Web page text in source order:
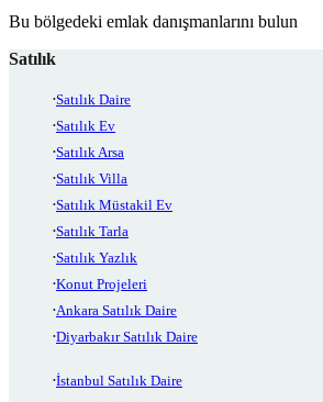
Bu bölgedeki emlak danışmanlarını bulun
Satılık
Satılık Daire
Satılık Ev
Satılık Arsa
Satılık Villa
Satılık Müstakil Ev
Satılık Tarla
Satılık Yazlık
Konut Projeleri
Ankara Satılık Daire
Diyarbakır Satılık Daire
İstanbul Satılık Daire